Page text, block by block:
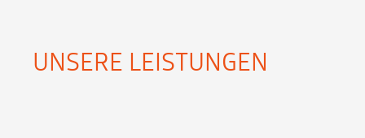
UNSERE LEISTUNGEN